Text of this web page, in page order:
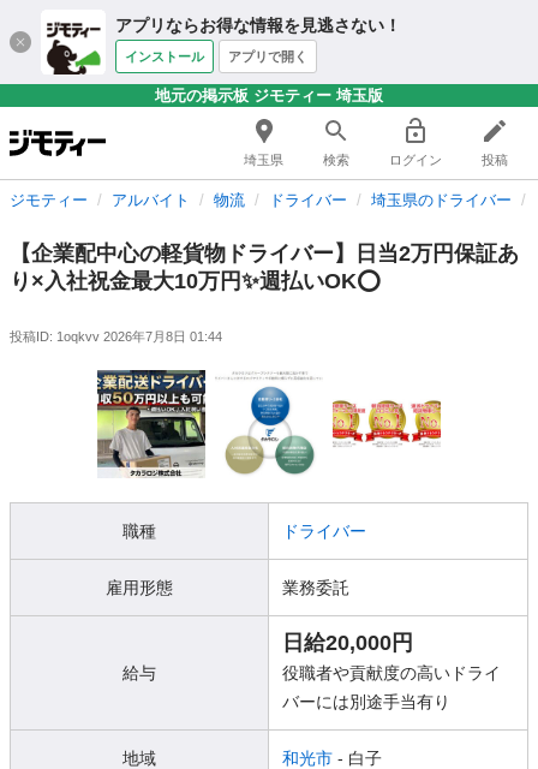
アプリならお得な情報を見逃さない！
インストール アプリで開く
地元の掲示板 ジモティー 埼玉版
埼玉県 検索 ログイン 投稿
ジモティー アルバイト 物流 ドライバー 埼玉県のドライバー
【企業配中心の軽貨物ドライバー】日当2万円保証あ
り×入社祝金最大10万円✨週払いOK⭕️
投稿ID: 1oqkvv 2026年7月8日 01:44
職種 ドライバー
雇用形態 業務委託
給与
日給20,000円
役職者や貢献度の高いドライ
バーには別途手当有り
地域 和光市 - 白子